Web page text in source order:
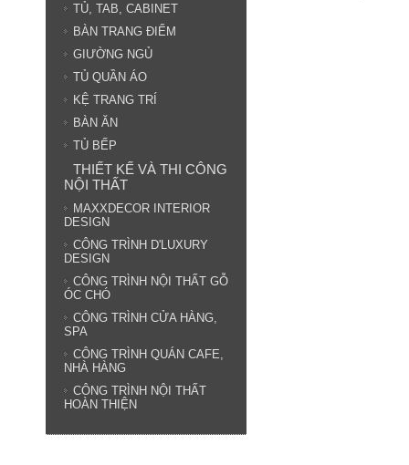
TỦ, TAB, CABINET
BÀN TRANG ĐIỂM
GIƯỜNG NGỦ
TỦ QUẦN ÁO
KỆ TRANG TRÍ
BÀN ĂN
TỦ BẾP
THIẾT KẾ VÀ THI CÔNG
NỘI THẤT
MAXXDECOR INTERIOR
DESIGN
CÔNG TRÌNH D'LUXURY
DESIGN
CÔNG TRÌNH NỘI THẤT GỖ
ÓC CHÓ
CÔNG TRÌNH CỬA HÀNG,
SPA
CÔNG TRÌNH QUÁN CAFE,
NHÀ HÀNG
CÔNG TRÌNH NỘI THẤT
HOÀN THIỆN